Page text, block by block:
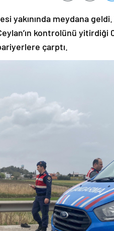
yakınında meydana
kontrolünü yitirdiği
çarptı.